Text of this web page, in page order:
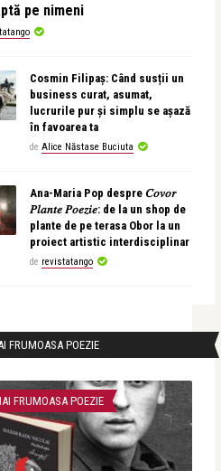
pe nimeni
Cosmin Filipaș: Când susții un
business curat, asumat,
lucrurile pur și simplu se așază
în favoarea ta
de Alice Năstase Buciuta
Ana-Maria Pop despre 𝐶𝑜𝑣𝑜𝑟
𝑃𝑙𝑎𝑛𝑡𝑒 𝑃𝑜𝑒𝑧𝑖𝑒: de la un shop de
plante de pe terasa Obor la un
proiect artistic interdisciplinar
de revistatango
FRUMOASA POEZIE
FRUMOASA POEZIE